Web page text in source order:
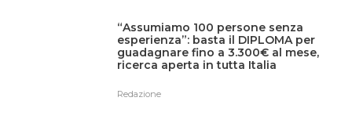
“Assumiamo 100 persone senza
esperienza”: basta il DIPLOMA per
guadagnare fino a 3.300€ al mese,
ricerca aperta in tutta Italia
Redazione